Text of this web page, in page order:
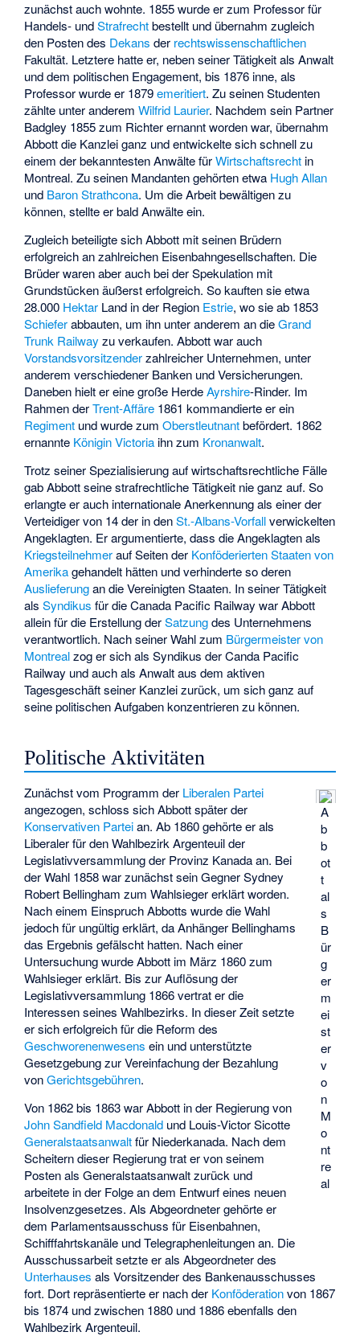
zunächst auch wohnte. 1855 wurde er zum Professor für
Handels- undStrafrechtbestellt und übernahm zugleich
den Posten des Dekans der rechtswissenschaftlichen
Fakultät. Letztere hatte er, neben seiner Tätigkeit als Anwalt
und dem politischen Engagement, bis 1876 inne, als
Professor wurde er 1879emeritiert. Zu seinen Studenten
zählte unter anderemWilfrid Laurier. Nachdem sein Partner
Badgley 1855 zum Richter ernannt worden war, übernahm
Abbott die Kanzlei ganz und entwickelte sich schnell zu
einem der bekanntesten Anwälte fürWirtschaftsrecht in
Montreal. Zu seinen Mandanten gehörten etwa Hugh Allan
und Baron Strathcona. Um die Arbeit bewältigen zu
können, stellte er bald Anwälte ein.
Zugleich beteiligte sich Abbott mit seinen Brüdern
erfolgreich an zahlreichen Eisenbahngesellschaften. Die
Brüder waren aber auch bei der Spekulation mit
Grundstücken äußerst erfolgreich. So kauften sie etwa
28.000 Hektar Land in der Region Estrie, wo sie ab 1853
Schieferabbauten, um ihn unter anderem an dieGrand
Trunk Railway zu verkaufen. Abbott war auch
Vorstandsvorsitzenderzahlreicher Unternehmen, unter
anderem verschiedener Banken und Versicherungen.
Daneben hielt er eine große HerdeAyrshire-Rinder. Im
Rahmen derTrent-Affäre 1861 kommandierte er ein
Regiment und wurde zumOberstleutnantbefördert. 1862
ernannte Königin Victoria ihn zum Kronanwalt.
Trotz seiner Spezialisierung auf wirtschaftsrechtliche Fälle
gab Abbott seine strafrechtliche Tätigkeit nie ganz auf. So
erlangte er auch internationale Anerkennung als einer der
Verteidiger von 14 der in denSt.-Albans-Vorfallverwickelten
Angeklagten. Er argumentierte, dass die Angeklagten als
Kriegsteilnehmerauf Seiten der Konföderierten Staaten von
Amerikagehandelt hätten und verhinderte so deren
Auslieferungan die Vereinigten Staaten. In seiner Tätigkeit
alsSyndikus für die Canada Pacific Railway war Abbott
allein für die Erstellung derSatzungdes Unternehmens
verantwortlich. Nach seiner Wahl zum Bürgermeister von
Montrealzog er sich als Syndikus der Canda Pacific
Railway und auch als Anwalt aus dem aktiven
Tagesgeschäft seiner Kanzlei zurück, um sich ganz auf
seine politischen Aufgaben konzentrieren zu können.
Politische Aktivitäten
A
b
b
ot
t
al
s
B
ür
g
er
m
ei
st
er
v
o
n
M
o
nt
re
al
Zunächst vom Programm der Liberalen Partei
angezogen, schloss sich Abbott später der
Konservativen Parteian. Ab 1860 gehörte er als
Liberaler für den WahlbezirkArgenteuilder
Legislativversammlung der Provinz Kanadaan. Bei
der Wahl 1858 war zunächst sein GegnerSydney
Robert Bellingham zum Wahlsieger erklärt worden.
Nach einem Einspruch Abbotts wurde die Wahl
jedoch für ungültig erklärt, da Anhänger Bellinghams
das Ergebnis gefälscht hatten. Nach einer
Untersuchung wurde Abbott im März 1860 zum
Wahlsieger erklärt. Bis zur Auflösung der
Legislativversammlung 1866 vertrat er die
Interessen seines Wahlbezirks. In dieser Zeit setzte
er sich erfolgreich für die Reform des
Geschworenenwesens ein und unterstützte
Gesetzgebung zur Vereinfachung der Bezahlung
vonGerichtsgebühren.
Von 1862 bis 1863 war Abbott in der Regierung von
John Sandfield Macdonald und Louis-Victor Sicotte
Generalstaatsanwaltfür Niederkanada. Nach dem
Scheitern dieser Regierung trat er von seinem
Posten als Generalstaatsanwalt zurück und
arbeitete in der Folge an dem Entwurf eines neuen
Insolvenzgesetzes. Als Abgeordneter gehörte er
dem Parlamentsausschuss für Eisenbahnen,
Schifffahrtskanäle und Telegraphenleitungen an. Die
Ausschussarbeit setzte er als Abgeordneter des
Unterhauses als Vorsitzender des Bankenausschusses
fort. Dort repräsentierte er nach der Konföderationvon 1867
bis 1874 und zwischen 1880 und 1886 ebenfalls den
Wahlbezirk Argenteuil.